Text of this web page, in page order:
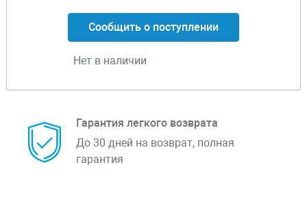
Сообщить о поступлении
Нет в наличии
Гарантия легкого возврата
До 30 дней на возврат, полная
гарантия